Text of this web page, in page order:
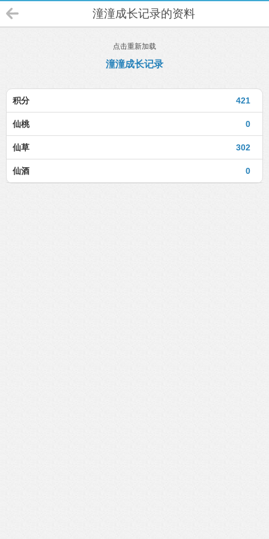
潼潼成长记录的资料
点击重新加载
潼潼成长记录
421
积分
0
仙桃
302
仙草
0
仙酒